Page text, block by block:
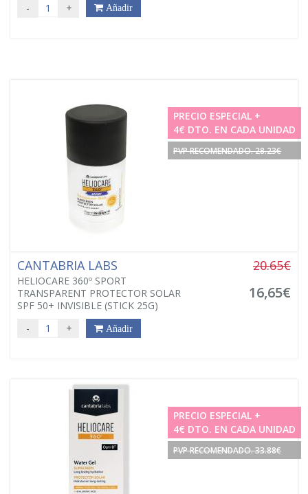
- + Añadir
PRECIO ESPECIAL +
4€ DTO. EN CADA UNIDAD
PVP RECOMENDADO. 28.23€
CANTABRIA LABS
HELIOCARE 360º SPORT
TRANSPARENT PROTECTOR SOLAR
SPF 50+ INVISIBLE (STICK 25G)
20.65€
16,65€
- + Añadir
PRECIO ESPECIAL +
4€ DTO. EN CADA UNIDAD
PVP RECOMENDADO. 33.88€